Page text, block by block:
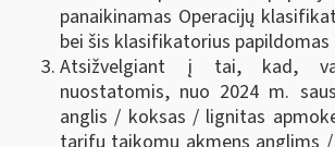
panaikinamas Operacijų
bei šis klasifikatorius papildomas
Atsižvelgiant į tai, kad,
nuostatomis, nuo 2024 m.
anglis / koksas / lignitas
tarifu taikomu akmens anglims